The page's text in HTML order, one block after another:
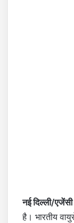
नई दिल्ली/
है। भारतीय